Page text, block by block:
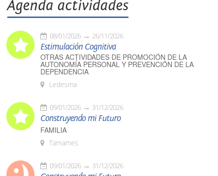
Agenda actividades
08/01/2026 26/11/2026
Estimulación Cognitiva
OTRAS ACTIVIDADES DE PROMOCIÓN DE LA
AUTONOMÍA PERSONAL Y PREVENCIÓN DE LA
DEPENDENCIA
Ledesma
09/01/2026 31/12/2026
Construyendo mi Futuro
FAMILIA
Tamames
09/01/2026 31/12/2026